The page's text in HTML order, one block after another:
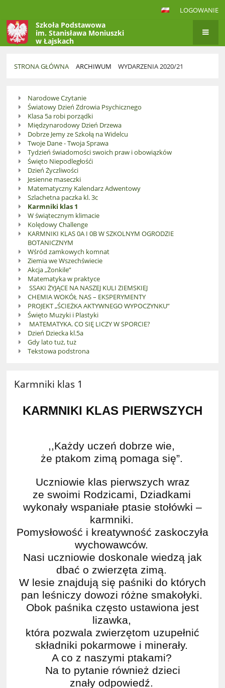
LOGOWANIE
Szkoła Podstawowa
im. Stanisława Moniuszki
w Łajskach
STRONA GŁÓWNA ARCHIWUM WYDARZENIA 2020/21
Wydarzenia
2020/21Narodowe Czytanie
Światowy Dzień Zdrowia Psychicznego
Klasa 5a robi porządki
Międzynarodowy Dzień Drzewa
Dobrze Jemy ze Szkołą na Widelcu
Twoje Dane - Twoja Sprawa
Tydzień świadomości swoich praw i obowiązków
Święto Niepodległośći
Dzień Życzliwości
Jesienne maseczki
Matematyczny Kalendarz Adwentowy
Szlachetna paczka kl. 3c
Karmniki klas 1
W świątecznym klimacie
Kolędowy Challenge
KARMNIKI KLAS 0A I 0B W SZKOLNYM OGRODZIE
BOTANICZNYM
Wśród zamkowych komnat
Ziemia we Wszechświecie
Akcja „Żonkile”
Matematyka w praktyce
SSAKI ŻYJĄCE NA NASZEJ KULI ZIEMSKIEJ
CHEMIA WOKÓŁ NAS – EKSPERYMENTY
PROJEKT „ŚCIEŻKA AKTYWNEGO WYPOCZYNKU”
Święto Muzyki i Plastyki
MATEMATYKA. CO SIĘ LICZY W SPORCIE?
Dzień Dziecka kl.5a
Gdy lato tuż, tuż
Tekstowa podstrona
Karmniki klas 1
KARMNIKI KLAS PIERWSZYCH
,,Każdy uczeń dobrze wie,
że ptakom zimą pomaga się”.
Uczniowie klas pierwszych wraz
ze swoimi Rodzicami, Dziadkami
wykonały wspaniałe ptasie stołówki –
karmniki.
Pomysłowość i kreatywność zaskoczyła
wychowawców.
Nasi uczniowie doskonale wiedzą jak
dbać o zwierzęta zimą.
W lesie znajdują się paśniki do których
pan leśniczy dowozi różne smakołyki.
Obok paśnika często ustawiona jest
lizawka,
która pozwala zwierzętom uzupełnić
składniki pokarmowe i minerały.
A co z naszymi ptakami?
Na to pytanie również dzieci
znały odpowiedź.